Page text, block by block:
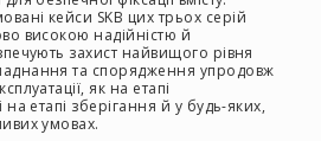
кейси SKB цих трьох серій
високою надійністю й
захист найвищого рівня
та спорядження упродовж
як на етапі
на етапі зберігання й у будь-яких,
умовах.